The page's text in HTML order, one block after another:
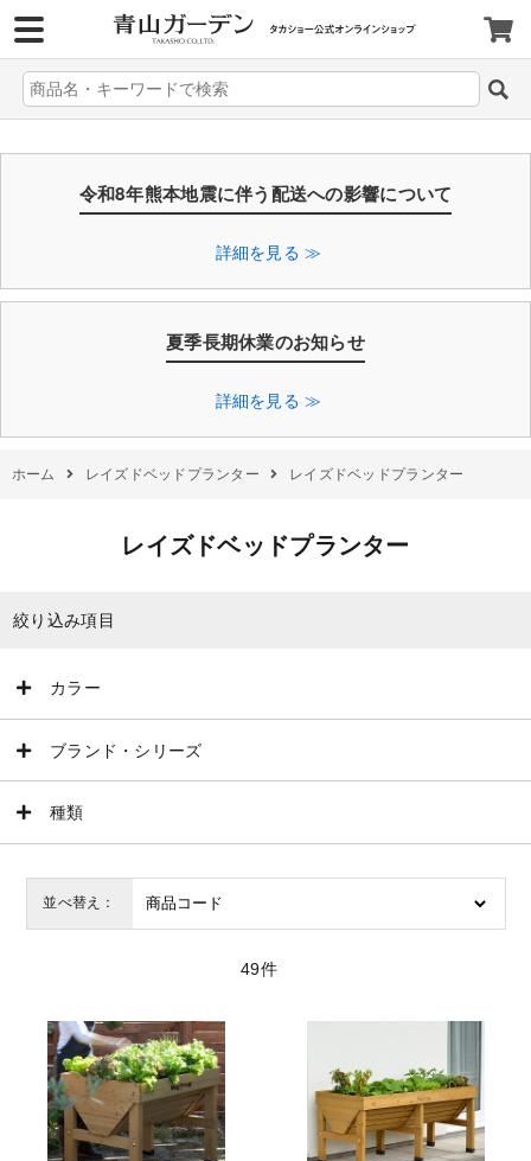
令和8年熊本地震に伴う配送への影響について
詳細を見る ≫
夏季長期休業のお知らせ
詳細を見る ≫
レイズドベッドプランター
絞り込み項目
カラー
ブランド・シリーズ
種類
並べ替え：
49件
ホーム レイズドベッドプランター レイズドベッドプランター